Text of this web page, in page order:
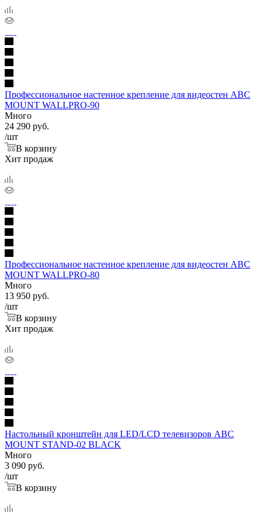
Профессиональное настенное крепление для видеостен ABC
MOUNT WALLPRO-90
Много
24 290 руб.
/шт
В корзину
Хит продаж
Профессиональное настенное крепление для видеостен ABC
MOUNT WALLPRO-80
Много
13 950 руб.
/шт
В корзину
Хит продаж
Настольный кронштейн для LED/LCD телевизоров ABC
MOUNT STAND-02 BLACK
Много
3 090 руб.
/шт
В корзину